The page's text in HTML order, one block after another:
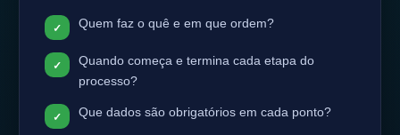
Quem faz o quê e em que ordem?
Quando começa e termina cada etapa do
processo?
Que dados são obrigatórios em cada ponto?